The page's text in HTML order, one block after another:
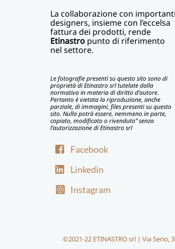
La collaborazione con importanti
designers, insieme con l’eccelsa
fattura dei prodotti, rende
Etinastro punto di riferimento
nel settore.
Le fotografie presenti su questo sito sono di
proprietà di Etinastro srl tutelate dalla
normativa in materia di diritto d’autore.
Pertanto è vietata la riproduzione, anche
parziale, di immagini, files presenti su questo
sito. Nulla potrà essere, nemmeno in parte,
copiato, modificato o rivenduto” senza
l’autorizzazione di Etinastro srl
Facebook
Linkedin
Instagram
©2021-22 ETINASTRO srl | Via Serio,